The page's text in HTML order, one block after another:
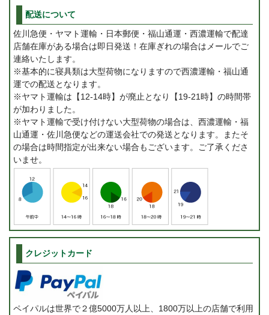
配送について
佐川急便・ヤマト運輸・日本郵便・福山通運・西濃運輸で配達
店舗在庫がある場合は即日発送！在庫ぎれの場合はメールでご
連絡いたします。
※基本的に寝具類は大型荷物になりますので西濃運輸・福山通
運での配送となります。
※ヤマト運輸は【12-14時】が廃止となり【19-21時】の時間帯
が加わりました。
※ヤマト運輸で受け付けない大型荷物の場合は、西濃運輸・福
山通運・佐川急便などの運送会社での発送となります。またそ
の場合は時間指定が出来ない場合もございます。ご了承くださ
いませ。
クレジットカード
ペイパルは世界で２億5000万人以上、1800万以上の店舗で利用